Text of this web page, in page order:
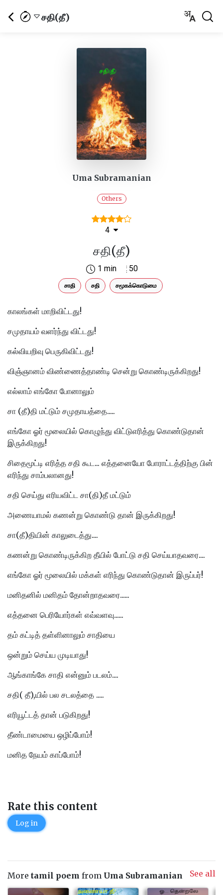
சதி(தீ)
Uma Subramanian
Others
4
சதி(தீ)
1 min 50
சாதி சதி சமூகக்கொடுமை
காலங்கள் மாறிவிட்டது!
சமுதாயம் வளர்ந்து விட்டது!
கல்வியறிவு பெருகிவிட்டது!
விஞ்ஞானம் விண்ணைத்தாண்டி சென்று கொண்டிருக்கிறது!
எல்லாம் எங்கோ போனாலும்
சா (தீ)தி மட்டும் சமுதாயத்தை.....
எங்கோ ஓர் மூலையில் கொழுந்து விட்டுஎரித்து கொண்டுதான்
இருக்கிறது!
சிதைமூட்டி எரித்த சதி கூட... எத்தனையோ போராட்டத்திற்கு பின்
எரிந்து சாம்பலானது!
சதி செய்து எரியவிட்ட சா(தி)தீ மட்டும்
அணையாமல் கணன்று கொண்டு தான் இருக்கிறது!
சா(தீ)தியின் காலுடைத்து....
கணன்று கொண்டிருக்கிற தீயில் போட்டு சதி செய்யாதவரை....
எங்கோ ஓர் மூலையில் மக்கள் எரிந்து கொண்டுதான் இருப்பர்!
மனிதனில் மனிதம் தோன்றாதவரை......
எத்தனை பெரியோர்கள் எவ்வளவு......
தம் கட்டித் தள்ளினாலும் சாதியை
ஒன்றும் செய்ய முடியாது!
ஆங்காங்கே சாதி என்னும் படலம்....
சதி( தீ),யில் பல சடலத்தை .....
எரியூட்டத் தான் படுகிறது!
தீண்டாமையை ஒழிப்போம்!
மனித நேயம் காப்போம்!
Rate this content
Log in
More tamil poem from Uma Subramanian See all